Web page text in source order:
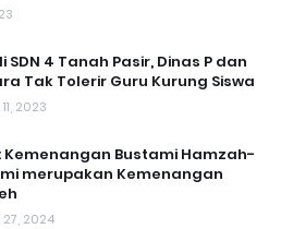
SDN 4 Tanah Pasir, Dinas P dan
Tak Tolerir Guru Kurung Siswa
2023
Kemenangan Bustami Hamzah-
merupakan Kemenangan
2024